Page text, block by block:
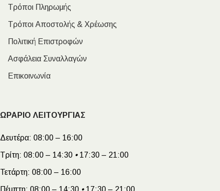
Τρόποι Πληρωμής
Τρόποι Αποστολής & Χρέωσης
Πολιτική Επιστροφών
Ασφάλεια Συναλλαγών
Επικοινωνία
ΩΡΑΡΙΟ ΛΕΙΤΟΥΡΓΙΑΣ
Δευτέρα: 08:00 – 16:00
Τρίτη: 08:00 – 14:30 •17:30 – 21:00
Τετάρτη: 08:00 – 16:00
Πέμπτη: 08:00 – 14:30 •17:30 – 21:00